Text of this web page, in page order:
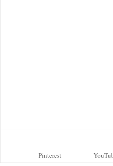
Pinterest